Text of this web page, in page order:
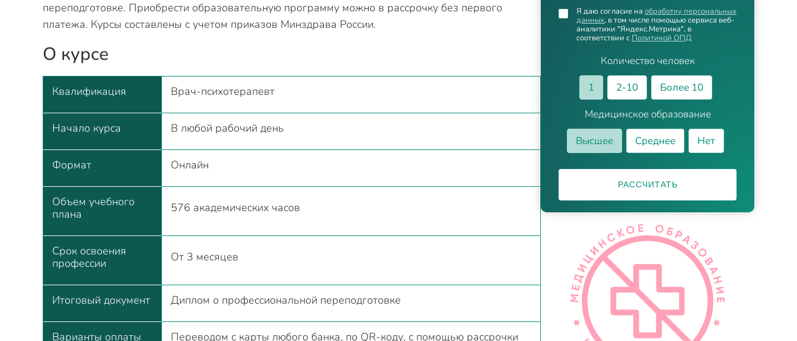
Количество человек
1
2-10
Более 10
Медицинское образование
Высшее
Среднее Нет
Я даю согласие на обработку персональных
данных, в том числе помощью сервиса веб-
аналитики "Яндекс.Метрика", в
соответствии с Политикой ОПД
РАССЧИТАТЬ
переподготовке. Приобрести образовательную программу можно в рассрочку без первого
платежа. Курсы составлены с учетом приказов Минздрава России.
О курсе
Квалификация Врач-психотерапевт
Начало курса В любой рабочий день
Формат Онлайн
Объем учебного
плана
576 академических часов
Срок освоения
профессии
От 3 месяцев
Итоговый документ Диплом о профессиональной переподготовке
Варианты оплаты Переводом с карты любого банка, по QR-коду, с помощью рассрочки